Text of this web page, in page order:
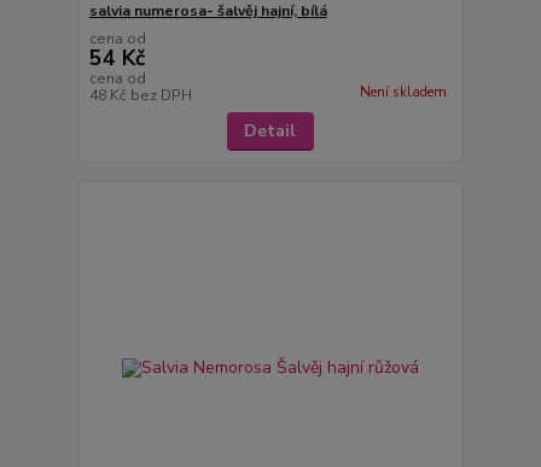
salvia numerosa- šalvěj hajní, bílá
cena od
54 Kč
cena od
48 Kč bez DPH Není skladem
Detail